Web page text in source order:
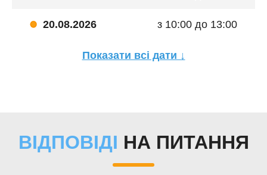
20.08.2026 з 10:00 до 13:00
Показати всі дати ↓
ВІДПОВІДІ НА ПИТАННЯ